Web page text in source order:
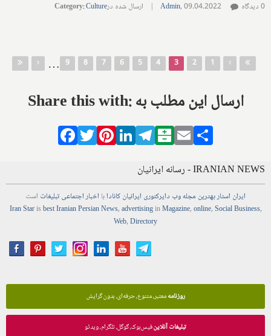
Admin,09.04.2022
| ارسال شده در Category:Culture 0 دیدگاه
صفحه‌ها
1
2
3
4
5
6
7
8
9
…
Share this with: ارسال این مطلب به
Facebook
TwitterPinterestLinkedIn
Telegram
Balatarin
Email
IRANIAN NEWS - رسانه ایرانیان
ایران استاربهترین مجلهوب دایرکتوری ایرانیان کانادابا اخباراجتماعیتبلیغات است
Iran Starisbest Iranian PersianNews,advertisinginMagazine,online,Social Business,
Web,Directory
روزنامهمعتبر، متنوع، حرفه‌ای، بدون گرایش
تبلیغات آنلاینفیس‌بوک، گوگل، تلگرام، ویدئو